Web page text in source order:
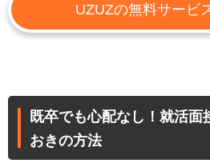
UZUZの無料サービ
既卒でも心配なし！就活面
おきの方法